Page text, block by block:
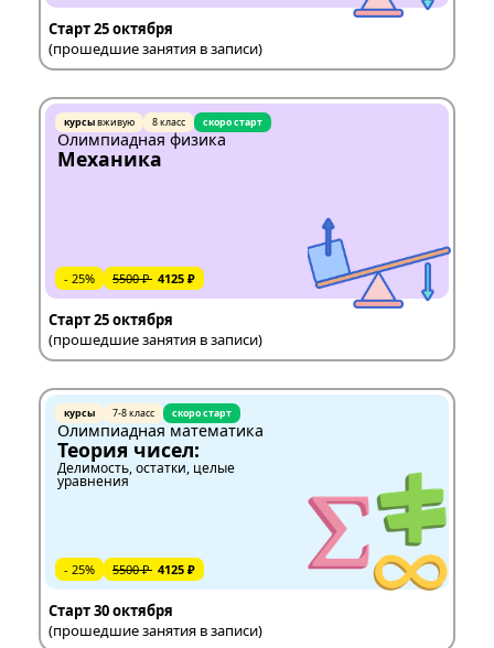
Старт 25 октября
(прошедшие занятия в записи)
курсывживую 8 класс скоро старт
Олимпиадная физика
Механика
- 25% 5500 ₽ 4125 ₽
Старт 25 октября
(прошедшие занятия в записи)
курсы 7-8 класс скоро старт
Олимпиадная математика
Теория чисел:
Делимость, остатки, целые
уравнения
- 25% 5500 ₽ 4125 ₽
Старт 30 октября
(прошедшие занятия в записи)